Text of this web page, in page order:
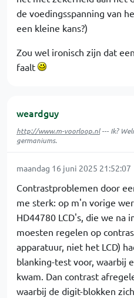
de voedingsspanning van
een kleine kans?)
Zou wel ironisch zijn dat
faalt
weardguy
http://www.m-voorloop.nl--- Ik?
germaniums.
maandag 16 juni 2025 21:52:07
Contrastproblemen door
me sterk: op m'n vorige
HD44780 LCD's, die we na
moesten regelen op
apparatuur, niet het LCD)
blanking-test voor, waarbij
kwam. Dan contrast
waarbij de digit-blokken